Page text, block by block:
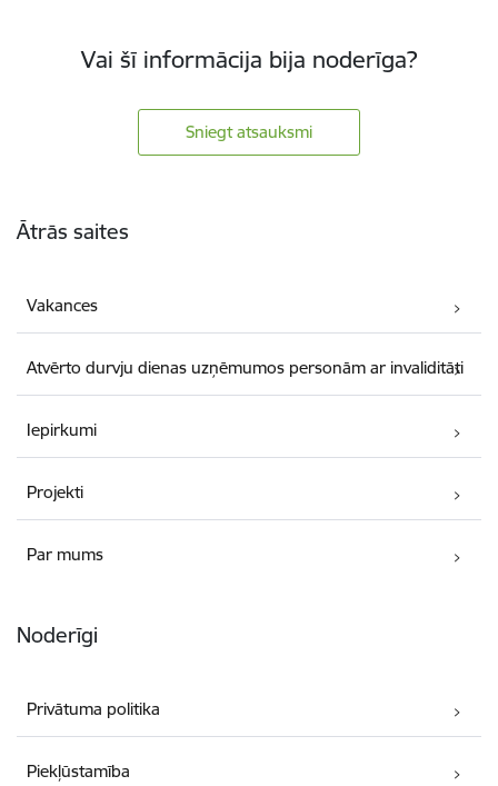
Vai šī informācija bija noderīga?
Sniegt atsauksmi
Ātrās saites
Vakances
Atvērto durvju dienas uzņēmumos personām ar invaliditāti
Iepirkumi
Projekti
Par mums
Noderīgi
Privātuma politika
Piekļūstamība